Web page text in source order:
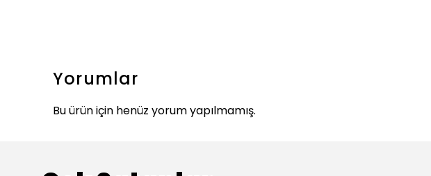
Yorumlar
Bu ürün için henüz yorum yapılmamış.